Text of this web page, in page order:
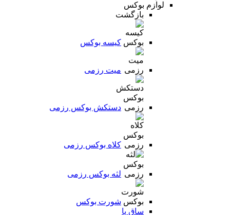
لوازم بوکس
بازگشت
کیسه بوکس
میت رزمی
دستکش بوکس رزمی
کلاه بوکس رزمی
لثه بوکس رزمی
شورت بوکس
ساق پا